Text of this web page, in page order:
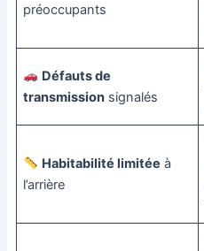
préoccupants
Défauts de
transmission signalés
Habitabilité limitée à
l’arrière